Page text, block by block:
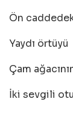
Ön
Yaydı örtüyü
Çam
İki sevgili